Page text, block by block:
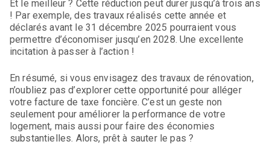
Et le meilleur ? Cette réduction peut durer jusqu’à trois ans
! Par exemple, des travaux réalisés cette année et
déclarés avant le 31 décembre 2025 pourraient vous
permettre d’économiser jusqu’en 2028. Une excellente
incitation à passer à l’action !
En résumé, si vous envisagez des travaux de rénovation,
n’oubliez pas d’explorer cette opportunité pour alléger
votre facture de taxe foncière. C’est un geste non
seulement pour améliorer la performance de votre
logement, mais aussi pour faire des économies
substantielles. Alors, prêt à sauter le pas ?